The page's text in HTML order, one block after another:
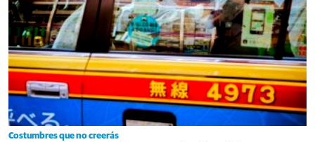
Costumbres que no creerás